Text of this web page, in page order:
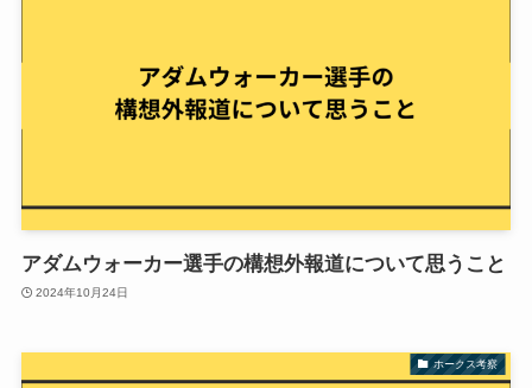
アダムウォーカー選手の構想外報道について思うこと
2024年10月24日
ホークス考察